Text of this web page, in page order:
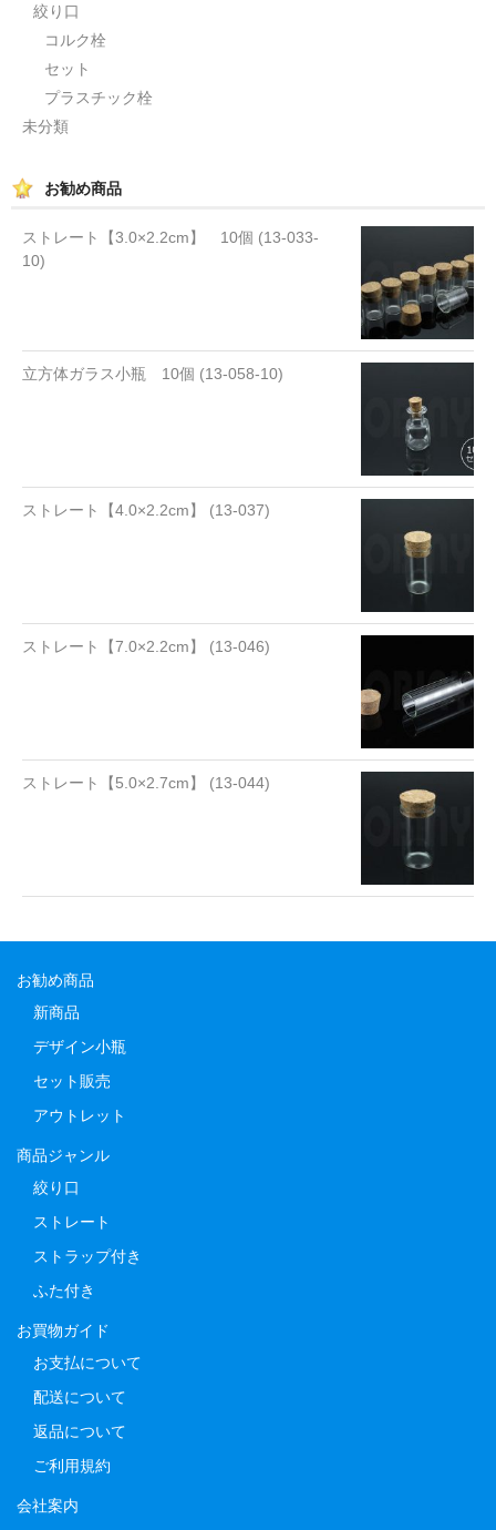
絞り口
コルク栓
セット
プラスチック栓
未分類
お勧め商品
ストレート【3.0×2.2cm】 10個 (13-033-
10)
立方体ガラス小瓶 10個 (13-058-10)
ストレート【4.0×2.2cm】 (13-037)
ストレート【7.0×2.2cm】 (13-046)
ストレート【5.0×2.7cm】 (13-044)
お勧め商品
新商品
デザイン小瓶
セット販売
アウトレット
商品ジャンル
絞り口
ストレート
ストラップ付き
ふた付き
お買物ガイド
お支払について
配送について
返品について
ご利用規約
会社案内